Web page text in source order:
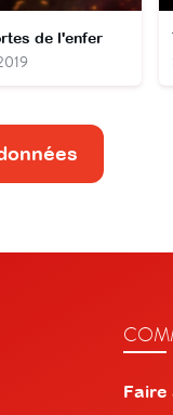
de l'enfer